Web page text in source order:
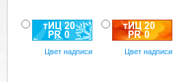
Цвет надписи Цвет надписи